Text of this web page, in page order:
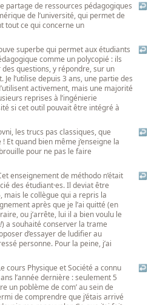
partage de ressources pédagogiques
de l’université, qui permet de
tout ce qui concerne un
↩
superbe qui permet aux étudiants
comme un polycopié : ils
questions, y répondre, sur un
l’utilise depuis 3 ans, une partie des
activement, mais une majorité
reprises à l’ingénierie
si cet outil pouvait être intégré à
↩
les trucs pas classiques, que
Et quand bien même j’enseigne la
pour ne pas le faire
↩
enseignement de méthodo n’était
des étudiant·es. Il deviat être
le collègue qui a repris la
après que je l’ai quitté (en
ou j’arrête, lui il a bien voulu le
) a souhaité conserver la trame
d’essayer de ludifier au
personne. Pour la peine, j’ai
↩
cours Physique et Société a connu
l’année dernière : seulement 5
un poblème de com’ au sein de
de comprendre que j’étais arrivé
↩